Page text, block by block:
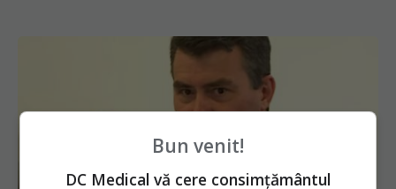
Bun venit!
DC Medical vă cere consimțământul